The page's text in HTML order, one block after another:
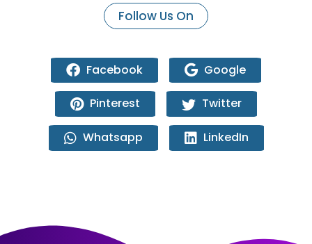
Follow Us On
Facebook Google
Pinterest Twitter
Whatsapp LinkedIn